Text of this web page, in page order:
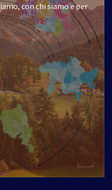
con chi siamo e per